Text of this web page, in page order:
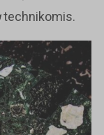
technikomis.